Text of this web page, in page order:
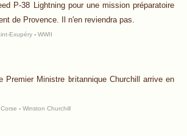
P-38 Lightning pour une mission préparatoire
de Provence. Il n'en reviendra pas.
Exupéry - WWII
Premier Ministre britannique Churchill arrive en
Corse - Winston Churchill